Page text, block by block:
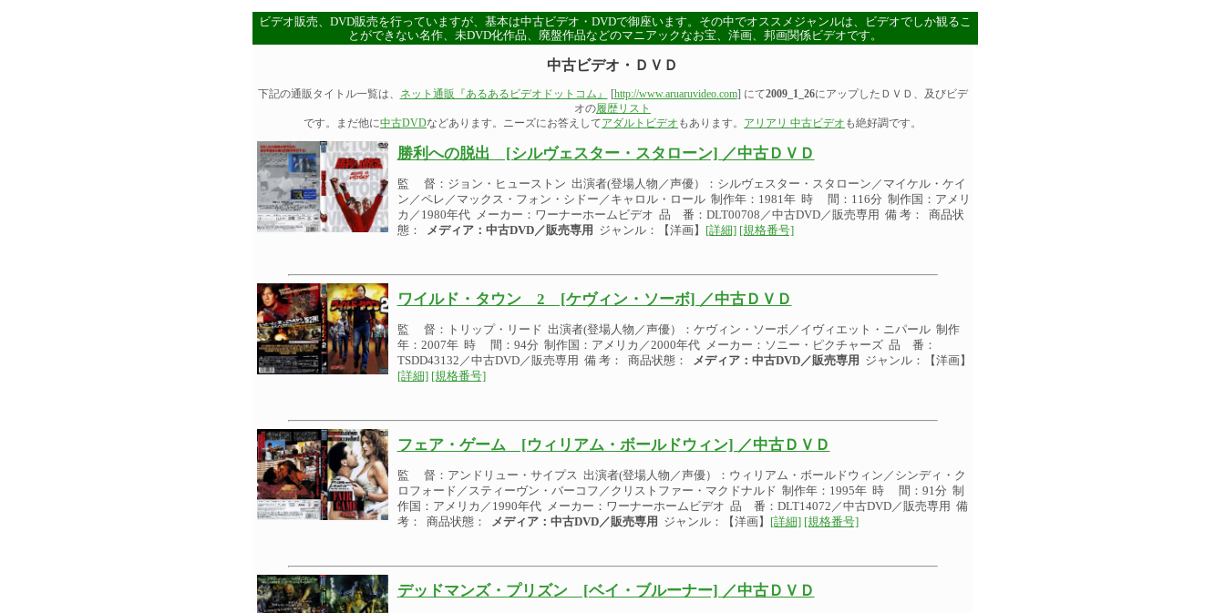
ビデオ販売、DVD販売を行っていますが、基本は中古ビデオ・DVDで御座います。その中でオススメジャンルは、ビデオでしか観るこ
とができない名作、未DVD化作品、廃盤作品などのマニアックなお宝、洋画、邦画関係ビデオです。
中古ビデオ・ＤＶＤ
下記の通販タイトル一覧は、 ネット通販『あるあるビデオドットコム』 [http://www.aruaruvideo.com] にて2009_1_26にアップしたＤＶＤ、及びビデ
オの履歴リスト
です。まだ他に中古DVDなどあります。ニーズにお答えしてアダルトビデオ もあります。 アリアリ 中古ビデオ も絶好調です。
勝利への脱出 [シルヴェスター・スタローン] ／中古ＤＶＤ
監 督：ジョン・ヒューストン 出演者(登場人物／声優）：シルヴェスター・スタローン／マイケル・ケイ
ン／ペレ／マックス・フォン・シドー／キャロル・ロール 制作年：1981年 時 間：116分 制作国：アメリ
カ／1980年代 メーカー：ワーナーホームビデオ 品 番：DLT00708／中古DVD／販売専用 備 考： 商品状
態：
メディア：中古DVD／販売専用 ジャンル：【洋画】 [詳細] [規格番号]
ワイルド・タウン 2 [ケヴィン・ソーボ] ／中古ＤＶＤ
監 督：トリップ・リード 出演者(登場人物／声優）：ケヴィン・ソーボ／イヴィエット・ニパール 制作
年：2007年 時 間：94分 制作国：アメリカ／2000年代 メーカー：ソニー・ピクチャーズ 品 番：
TSDD43132／中古DVD／販売専用 備 考： 商品状態：
メディア：中古DVD／販売専用
ジャンル：【洋画】
[詳細] [規格番号]
フェア・ゲーム [ウィリアム・ボールドウィン] ／中古ＤＶＤ
監 督：アンドリュー・サイプス 出演者(登場人物／声優）：ウィリアム・ボールドウィン／シンディ・ク
ロフォード／スティーヴン・バーコフ／クリストファー・マクドナルド 制作年：1995年 時 間：91分 制
作国：アメリカ／1990年代 メーカー：ワーナーホームビデオ 品 番：DLT14072／中古DVD／販売専用 備
考： 商品状態：
メディア：中古DVD／販売専用 ジャンル：【洋画】 [詳細] [規格番号]
デッドマンズ・プリズン [ベイ・ブルーナー] ／中古ＤＶＤ